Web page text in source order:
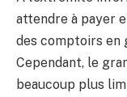
attendre à payer
des comptoirs en
Cependant, le
beaucoup plus